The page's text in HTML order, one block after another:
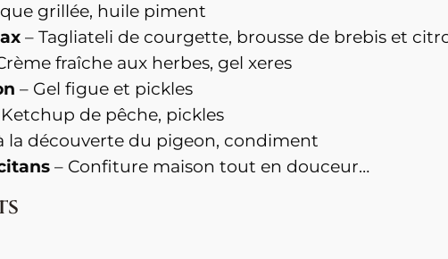
grillée, huile piment
– Tagliateli de courgette, brousse de brebis et
fraîche aux herbes, gel xeres
– Gel figue et pickles
de pêche, pickles
la découverte du pigeon, condiment
– Confiture maison tout en douceur…